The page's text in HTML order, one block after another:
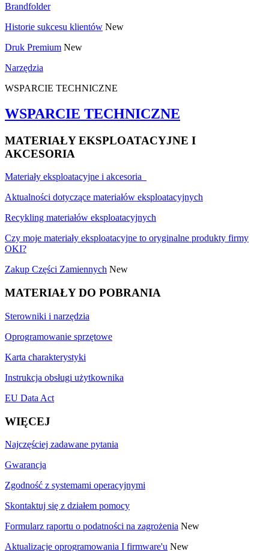
Brandfolder
Historie sukcesu klientów New
Druk Premium New
Narzędzia
WSPARCIE TECHNICZNE
WSPARCIE TECHNICZNE
MATERIAŁY EKSPLOATACYJNE I
AKCESORIA
Materiały eksploatacyjne i akcesoria
Aktualności dotyczące materiałów eksploatacyjnych
Recykling materiałów eksploatacyjnych
Czy moje materiały eksploatacyjne to oryginalne produkty firmy
OKI?
Zakup Części Zamiennych New
MATERIAŁY DO POBRANIA
Sterowniki i narzędzia
Oprogramowanie sprzętowe
Karta charakterystyki
Instrukcja obsługi użytkownika
EU Data Act
WIĘCEJ
Najczęściej zadawane pytania
Gwarancja
Zgodność z systemami operacyjnymi
Skontaktuj się z działem pomocy
Formularz raportu o podatności na zagrożenia New
Aktualizacje oprogramowania I firmware'u New